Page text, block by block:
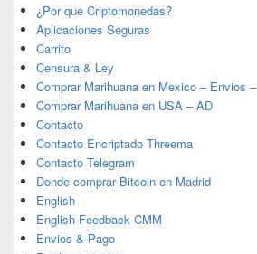
¿Por que Criptomonedas?
Aplicaciones Seguras
Carrito
Censura & Ley
Comprar Marihuana en Mexico – Envios –
Comprar Marihuana en USA – AD
Contacto
Contacto Encriptado Threema
Contacto Telegram
Donde comprar Bitcoin en Madrid
English
English Feedback CMM
Envios & Pago